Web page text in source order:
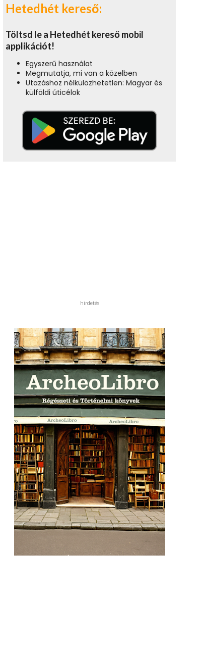
Hetedhét kereső:
Töltsd le a Hetedhét kereső mobil
applikációt!
Egyszerű használat
Megmutatja, mi van a közelben
Utazáshoz nélkülözhetetlen: Magyar és
külföldi úticélok
hirdetés